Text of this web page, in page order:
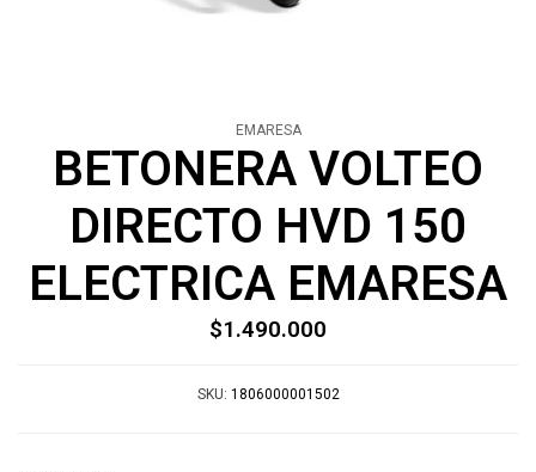
EMARESA
BETONERA VOLTEO
DIRECTO HVD 150
ELECTRICA EMARESA
$1.490.000
SKU: 1806000001502